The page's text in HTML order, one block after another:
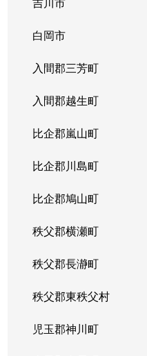
白岡市
入間郡三芳町
入間郡越生町
比企郡嵐山町
比企郡川島町
比企郡鳩山町
秩父郡横瀬町
秩父郡長瀞町
秩父郡東秩父村
児玉郡神川町